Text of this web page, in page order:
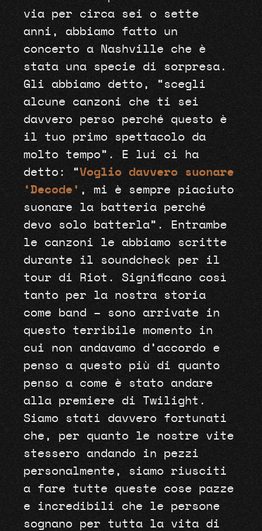
via per circa sei o sette
anni, abbiamo fatto un
concerto a Nashville che è
stata una specie di sorpresa.
Gli abbiamo detto, “scegli
alcune canzoni che ti sei
davvero perso perché questo è
il tuo primo spettacolo da
molto tempo”. E lui ci ha
detto: “Voglio davvero suonare
‘Decode’ , mi è sempre piaciuto
suonare la batteria perché
devo solo batterla”. Entrambe
le canzoni le abbiamo scritte
durante il soundcheck per il
tour di Riot. Significano così
tanto per la nostra storia
come band – sono arrivate ​​in
questo terribile momento in
cui non andavamo d’accordo e
penso a questo più di quanto
penso a come è stato andare
alla premiere di Twilight.
Siamo stati davvero fortunati
che, per quanto le nostre vite
stessero andando in pezzi
personalmente, siamo riusciti
a fare tutte queste cose pazze
e incredibili che le persone
sognano per tutta la vita di